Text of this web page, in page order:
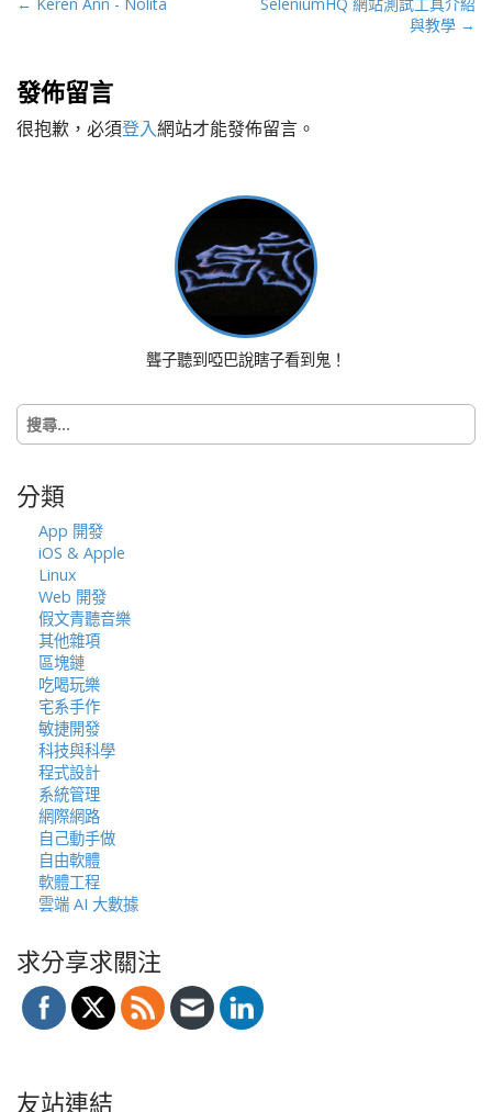
t
n
a
與教學 →
發佈留言
很抱歉，必須登入網站才能發佈留言。
聾子聽到啞巴說瞎子看到鬼！
搜
尋
字:
分類
App 開發
iOS & Apple
Linux
Web 開發
假文青聽音樂
其他雜項
區塊鏈
吃喝玩樂
宅系手作
敏捷開發
科技與科學
程式設計
系統管理
網際網路
自己動手做
自由軟體
軟體工程
雲端 AI 大數據
求分享求關注
友站連結